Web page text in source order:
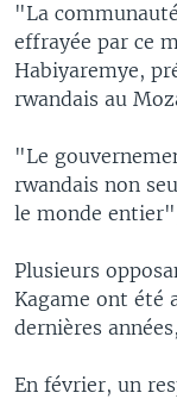
"La
effrayée par ce
Habiyaremye,
rwandais au
"Le
rwandais non
le monde
Plusieurs
Kagame ont été
dernières
En février, un